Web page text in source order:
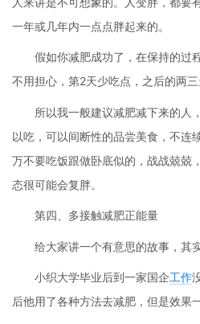
一年或几年内一点点胖起来的。
假如你减肥成功了，在保持的过
不用担心，第2天少吃点，之后的两
所以我一般建议减肥减下来的人
以吃，可以间断性的品尝美食，不连
万不要吃饭跟做卧底似的，战战兢兢
态很可能会复胖。
第四、多接触减肥正能量
给大家讲一个有意思的故事，其
小织大学毕业后到一家国企工作
后他用了各种方法去减肥，但是效果